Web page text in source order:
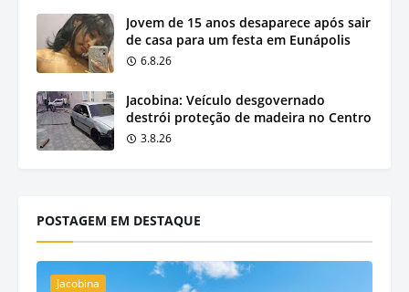
Jovem de 15 anos desaparece após sair
de casa para um festa em Eunápolis
6.8.26
Jacobina: Veículo desgovernado
destrói proteção de madeira no Centro
3.8.26
POSTAGEM EM DESTAQUE
Jacobina